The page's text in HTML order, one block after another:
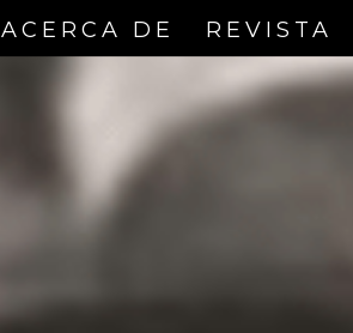
ACERCA DE REVISTA